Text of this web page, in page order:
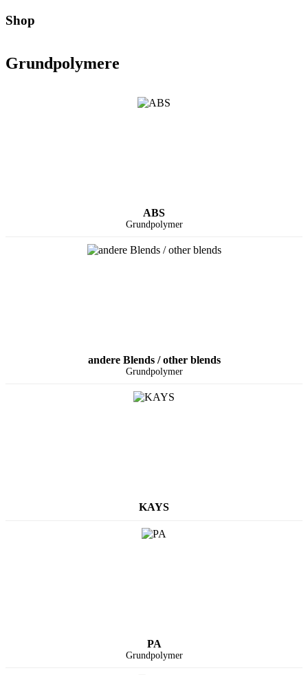
Shop
Grundpolymere
ABS
Grundpolymer
andere Blends / other blends
Grundpolymer
KAYS
PA
Grundpolymer